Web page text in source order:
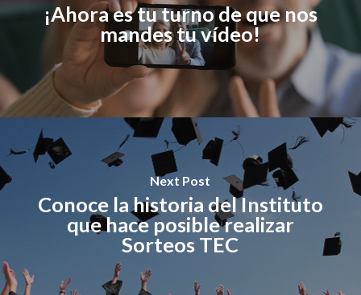
¡Ahora es tu turno de que nos
mandes tu vídeo!
Next Post
Conoce la historia del Instituto
que hace posible realizar
Sorteos TEC